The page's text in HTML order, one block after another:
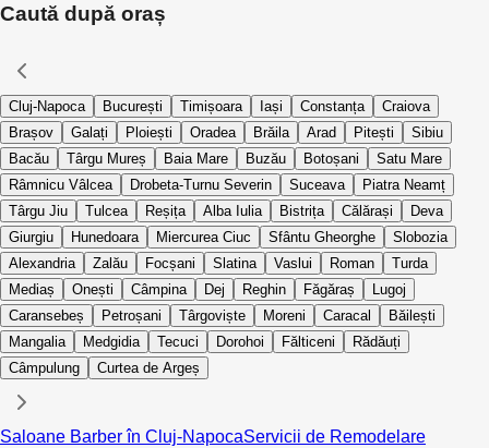
Caută după oraș
Cluj-Napoca București Timișoara Iași Constanța
Craiova
Brașov
Galați Ploiești Oradea Brăila Arad Pitești
Sibiu
Bacău
Târgu Mureș Baia Mare Buzău Botoșani
Satu Mare
Râmnicu Vâlcea
Drobeta-Turnu Severin Suceava
Piatra Neamț
Târgu Jiu
Tulcea Reșița Alba Iulia Bistrița Călărași
Deva
Giurgiu
Hunedoara Miercurea Ciuc Sfântu Gheorghe
Slobozia
Alexandria
Zalău Focșani Slatina Vaslui Roman
Turda
Mediaș
Onești Câmpina Dej Reghin Făgăraș
Lugoj
Caransebeș
Petroșani Târgoviște Moreni Caracal
Băilești
Mangalia
Medgidia Tecuci Dorohoi Fălticeni
Rădăuți
Câmpulung
Curtea de Argeș
Saloane Barber în Cluj-NapocaServicii de Remodelare